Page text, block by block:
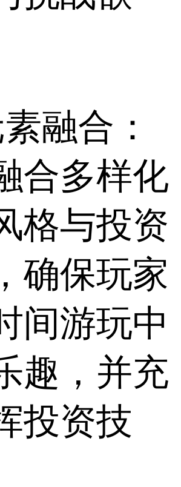
融合：
合多样化
格与投资
确保玩家
间游玩中
趣，并充
投资技